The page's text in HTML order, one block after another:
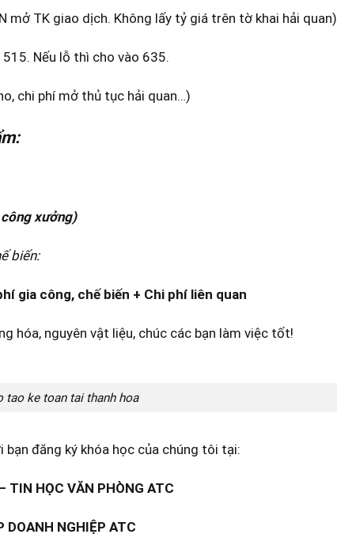
mở TK giao dịch. Không lấy tỷ giá trên tờ khai hải quan)
Nếu lỗ thì cho vào 635.
chi phí mở thủ tục hải quan…)
xưởng)
biến:
gia công, chế biến + Chi phí liên quan
hóa, nguyên vật liệu, chúc các bạn làm việc tốt!
tao ke toan tai thanh hoa
đăng ký khóa học của chúng tôi tại:
TIN HỌC VĂN PHÒNG ATC
DOANH NGHIỆP ATC